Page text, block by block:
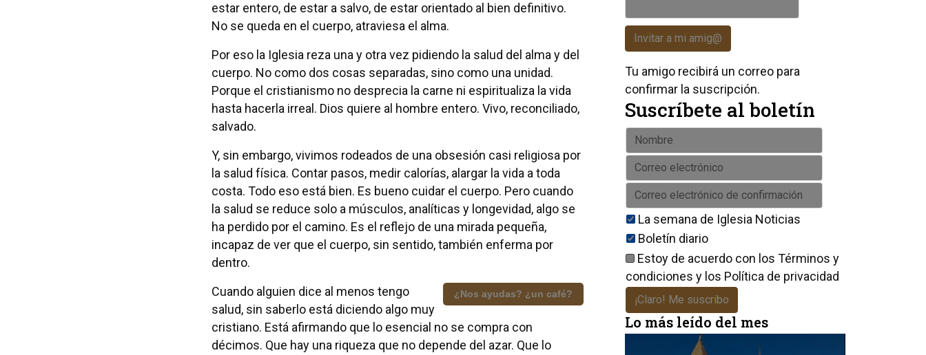
estar entero, de estar a salvo, de estar orientado al bien definitivo.
No se queda en el cuerpo, atraviesa el alma.
Por eso la Iglesia reza una y otra vez pidiendo la salud del alma y del
cuerpo. No como dos cosas separadas, sino como una unidad.
Porque el cristianismo no desprecia la carne ni espiritualiza la vida
hasta hacerla irreal. Dios quiere al hombre entero. Vivo, reconciliado,
salvado.
Y, sin embargo, vivimos rodeados de una obsesión casi religiosa por
la salud física. Contar pasos, medir calorías, alargar la vida a toda
costa. Todo eso está bien. Es bueno cuidar el cuerpo. Pero cuando
la salud se reduce solo a músculos, analíticas y longevidad, algo se
ha perdido por el camino. Es el reflejo de una mirada pequeña,
incapaz de ver que el cuerpo, sin sentido, también enferma por
dentro.
¿Nos ayudas? ¿un café?
Cuando alguien dice al menos tengo
salud, sin saberlo está diciendo algo muy
cristiano. Está afirmando que lo esencial no se compra con
décimos. Que hay una riqueza que no depende del azar. Que lo
Invitar a mi amig@
Tu amigo recibirá un correo para
confirmar la suscripción.
Suscríbete al boletín
La semana de Iglesia Noticias
Boletín diario
Estoy de acuerdo con los Términos y
condiciones y los Política de privacidad
¡Claro! Me suscribo
Lo más leído del mes